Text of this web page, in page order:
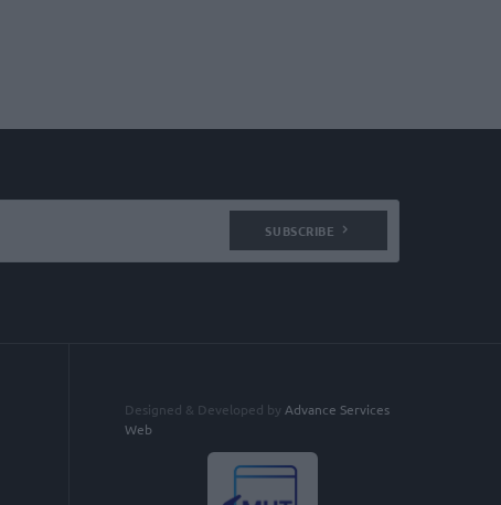
SUBSCRIBE
Designed & Developed by Advance Services
Web